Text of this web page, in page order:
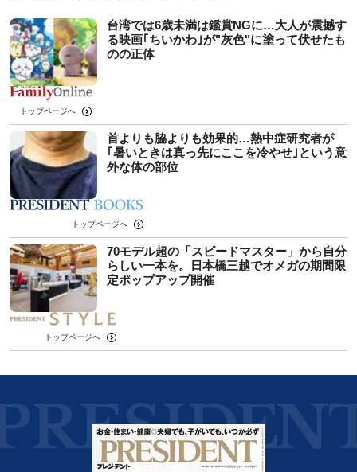
台湾では6歳未満は鑑賞NGに…大人が震撼す
る映画｢ちいかわ｣が"灰色"に塗って伏せたも
のの正体
トップページへ
首よりも脇よりも効果的…熱中症研究者が
｢暑いときは真っ先にここを冷やせ｣という意
外な体の部位
トップページへ
70モデル超の「スピードマスター」から自分
らしい一本を。日本橋三越でオメガの期間限
定ポップアップ開催
トップページへ